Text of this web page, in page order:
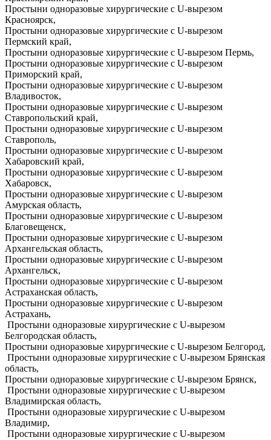
Простыни одноразовые хирургические с U-вырезом
Красноярск,
Простыни одноразовые хирургические с U-вырезом
Пермский край,
Простыни одноразовые хирургические с U-вырезом Пермь,
Простыни одноразовые хирургические с U-вырезом
Приморский край,
Простыни одноразовые хирургические с U-вырезом
Владивосток,
Простыни одноразовые хирургические с U-вырезом
Ставропольский край,
Простыни одноразовые хирургические с U-вырезом
Ставрополь,
Простыни одноразовые хирургические с U-вырезом
Хабаровский край,
Простыни одноразовые хирургические с U-вырезом
Хабаровск,
Простыни одноразовые хирургические с U-вырезом
Амурская область,
Простыни одноразовые хирургические с U-вырезом
Благовещенск,
Простыни одноразовые хирургические с U-вырезом
Архангельская область,
Простыни одноразовые хирургические с U-вырезом
Архангельск,
Простыни одноразовые хирургические с U-вырезом
Астраханская область,
Простыни одноразовые хирургические с U-вырезом
Астрахань,
Простыни одноразовые хирургические с U-вырезом
Белгородская область,
Простыни одноразовые хирургические с U-вырезом Белгород,
Простыни одноразовые хирургические с U-вырезом Брянская
область,
Простыни одноразовые хирургические с U-вырезом Брянск,
Простыни одноразовые хирургические с U-вырезом
Владимирская область,
Простыни одноразовые хирургические с U-вырезом
Владимир,
Простыни одноразовые хирургические с U-вырезом